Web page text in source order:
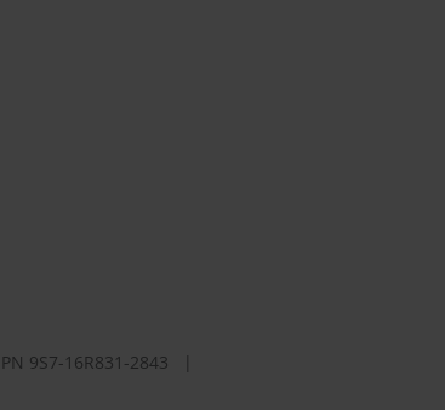
9S7-16R831-2843